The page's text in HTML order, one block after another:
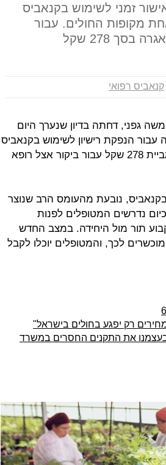
זמני לשימוש בקנאביס
מקופות החולים. עבור
278 שקל
קנאביס רפואי
גפני, דחתה בדיון שנערך היום
עבור הנפקת רישיון לשימוש בקנאביס
רפואי. בדיון הועלתה הצעת משרד הבריאות לגביית 278 שקל עבור ביקור אצל רופא
נובעת מהעומס הרב שנוצר
נדרשים המטופלים לפנות
תור מול היחידה. במצב החדש
לכך, והמטופלים יוכלו לקבל
רק יפגע בחולים בישראל"
בעצמנו את התקנים החסרים במשרד